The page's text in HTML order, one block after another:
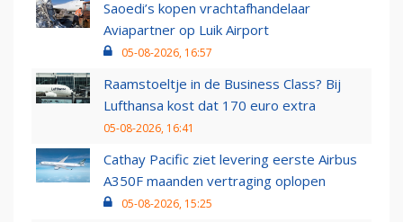
Saoedi’s kopen vrachtafhandelaar
Aviapartner op Luik Airport
05-08-2026, 16:57
Raamstoeltje in de Business Class? Bij
Lufthansa kost dat 170 euro extra
05-08-2026, 16:41
Cathay Pacific ziet levering eerste Airbus
A350F maanden vertraging oplopen
05-08-2026, 15:25